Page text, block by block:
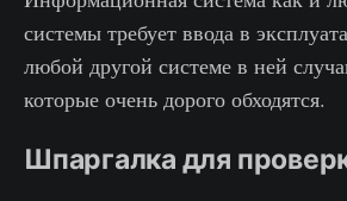
системы требует ввода в
любой другой системе в ней
которые очень дорого обходятся.
Шпаргалка для